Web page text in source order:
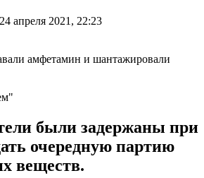
апреля 2021, 22:23
были задержаны при
очередную партию
веществ.